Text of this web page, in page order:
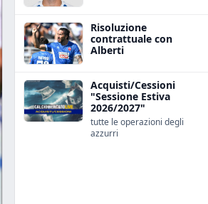
Risoluzione
contrattuale con
Alberti
Acquisti/Cessioni
"Sessione Estiva
2026/2027"
tutte le operazioni degli
azzurri